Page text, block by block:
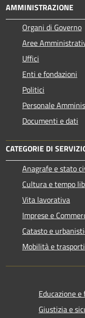
AMMINISTRAZIONE
Organi di Governo
Aree
Uffici
Enti e fondazioni
Politici
Personale
Documenti e dati
CATEGORIE DI
Anagrafe e stato
Cultura e tempo
Vita lavorativa
Imprese e
Catasto e
Mobilità e trasporti
Educazione
Giustizia e